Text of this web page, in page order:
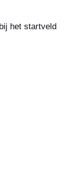
het startveld